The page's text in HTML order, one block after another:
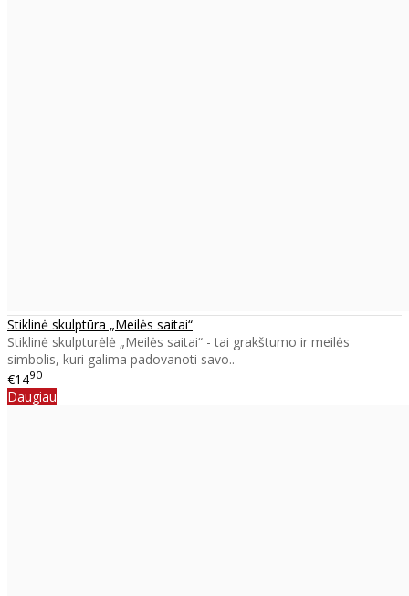
Stiklinė skulptūra „Meilės saitai“
Stiklinė skulpturėlė „Meilės saitai“ - tai grakštumo ir meilės
simbolis, kuri galima padovanoti savo..
€1490
Daugiau